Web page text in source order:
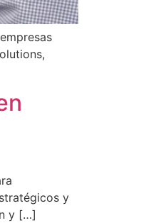
y
y […]